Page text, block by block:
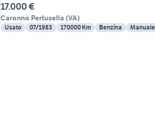
17.000 €
Caronno Pertusella (VA)
Usato 07/1983 170000 Km Benzina Manuale